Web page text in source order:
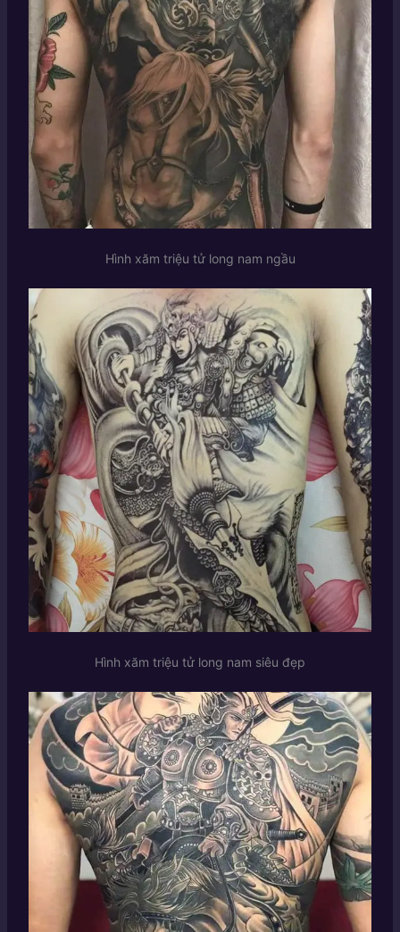
Hình xăm triệu tử long nam ngầu
Hình xăm triệu tử long nam siêu đẹp